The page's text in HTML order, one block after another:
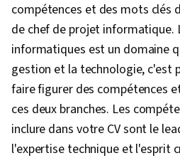
compétences et des mots clés
de chef de projet informatique.
informatiques est un domaine
gestion et la technologie, c'est
faire figurer des compétences
ces deux branches. Les
inclure dans votre CV sont le
l'expertise technique et l'esprit